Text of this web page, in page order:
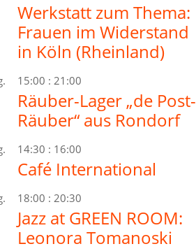
Werkstatt zum Thema:
Frauen im Widerstand
in Köln (Rheinland)
15:00 : 21:00
Räuber-Lager „de Post-
Räuber“ aus Rondorf
14:30 : 16:00
Café International
18:00 : 20:30
Jazz at GREEN ROOM:
Leonora Tomanoski